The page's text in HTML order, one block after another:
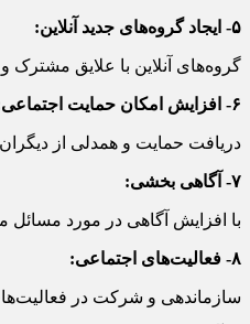
۵- ایجاد گروه‌های جدید آنلاین:
گروه‌های آنلاین با علایق مشترک
۶- افزایش امکان حمایت اجتماعی:
دریافت حمایت و همدلی از
۷- آگاهی بخشی:
با افزایش آگاهی در مورد
۸- فعالیت‌های اجتماعی:
سازماندهی و شرکت در